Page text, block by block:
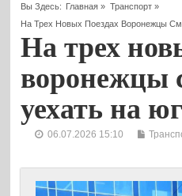
Вы Здесь: Главная » Транспорт»
На Трех Новых Поездах Воронежцы
На трех
воронежцы
уехать на юг
06.07.2026 15:10